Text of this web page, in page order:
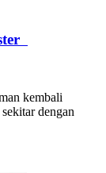
kembali
dengan